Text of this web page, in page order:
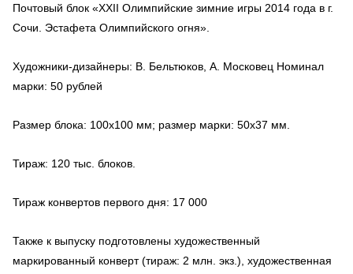
Почтовый блок «XXII Олимпийские зимние игры 2014 года в г.
Сочи. Эстафета Олимпийского огня».
Художники-дизайнеры: В. Бельтюков, А. Московец Номинал
марки: 50 рублей
Размер блока: 100х100 мм; размер марки: 50х37 мм.
Тираж: 120 тыс. блоков.
Тираж конвертов первого дня: 17 000
Также к выпуску подготовлены художественный
маркированный конверт (тираж: 2 млн. экз.), художественная